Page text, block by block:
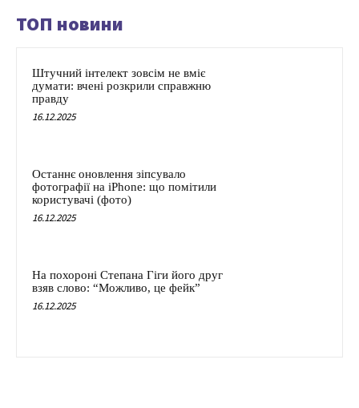
ТОП новини
Штучний інтелект зовсім не вміє
думати: вчені розкрили справжню
правду
16.12.2025
Останнє оновлення зіпсувало
фотографії на iPhone: що помітили
користувачі (фото)
16.12.2025
На похороні Степана Гіги його друг
взяв слово: “Можливо, це фейк”
16.12.2025